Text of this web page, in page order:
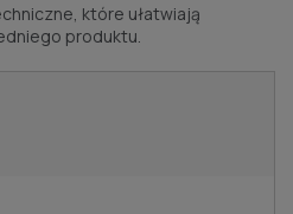
które ułatwiają
produktu.